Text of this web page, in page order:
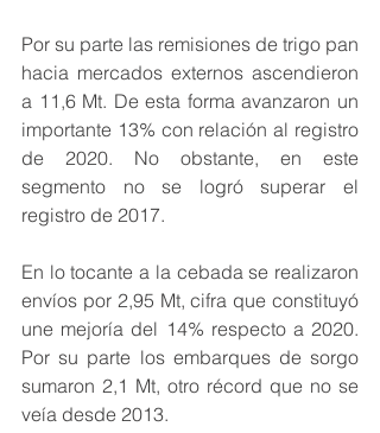
Por su parte las remisiones de trigo pan
hacia mercados externos ascendieron
a 11,6 Mt. De esta forma avanzaron un
importante 13% con relación al registro
de 2020. No obstante, en este
segmento no se logró superar el
registro de 2017.
En lo tocante a la cebada se realizaron
envíos por 2,95 Mt, cifra que constituyó
une mejoría del 14% respecto a 2020.
Por su parte los embarques de sorgo
sumaron 2,1 Mt, otro récord que no se
veía desde 2013.